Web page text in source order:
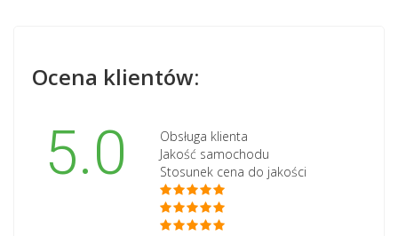
Ocena klientów:
5.0
Obsługa klienta
Jakość samochodu
Stosunek cena do jakości